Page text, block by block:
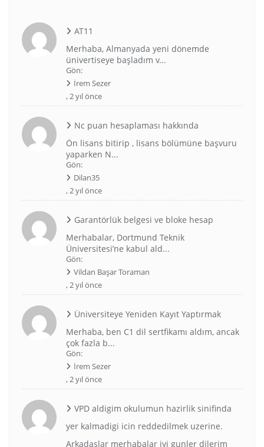
AT11
Merhaba, Almanyada yeni dönemde
ünivertiseye başladım v...
Gön:
İrem Sezer
,2 yıl önce
Nc puan hesaplaması hakkında
Ön lisans bitirip , lisans bölümüne başvuru
yaparken N...
Gön:
Dilan35
,2 yıl önce
Garantörlük belgesi ve bloke hesap
Merhabalar, Dortmund Teknik
Üniversitesi’ne kabul ald...
Gön:
Vildan Başar Toraman
,2 yıl önce
Üniversiteye Yeniden Kayıt Yaptırmak
Merhaba, ben C1 dil sertfikamı aldım, ancak
çok fazla b...
Gön:
İrem Sezer
,2 yıl önce
VPD aldigim okulumun hazirlik sinifinda
yer kalmadigi icin reddedilmek uzerine.
Arkadaslar merhabalar iyi gunler dilerim